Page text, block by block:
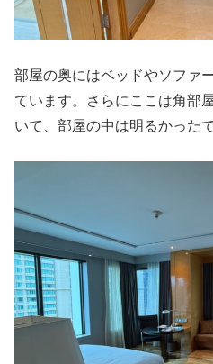
部屋の奥にはベッドやソファ
ています。さらにここは角部
いて、部屋の中は明るかったで